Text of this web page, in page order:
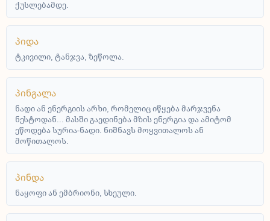
ქუსლებამდე.
პიდა
ტკივილი, ტანჯვა, ზეწოლა.
პინგალა
ნადი ან ენერგიის არხი, რომელიც იწყება მარჯვენა
ნესტოდან... მასში გაედინება მზის ენერგია და ამიტომ
ეწოდება სურია-ნადი. ნიშნავს მოყვითალოს ან
მოწითალოს.
პინდა
ნაყოფი ან ემბრიონი, სხეული.